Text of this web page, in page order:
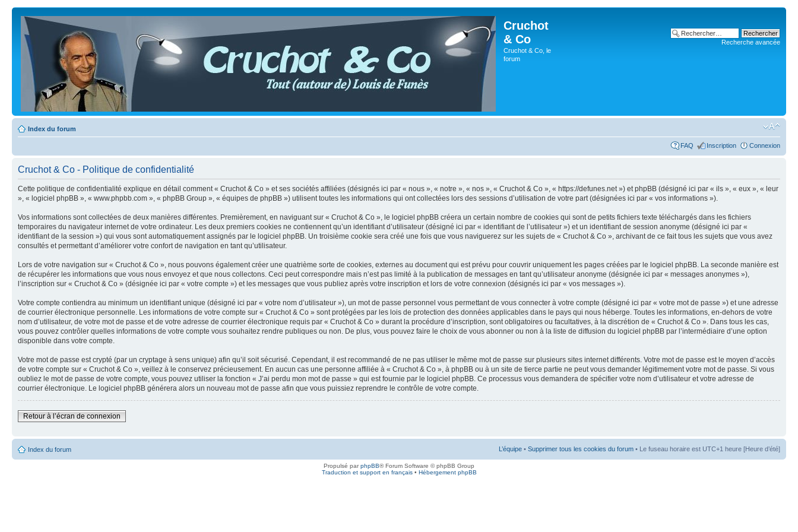
Cruchot
& Co
Cruchot & Co, le
forum
Recherche avancée
Index du forum
FAQ Inscription Connexion
Cruchot & Co - Politique de confidentialité
Cette politique de confidentialité explique en détail comment « Cruchot & Co » et ses sociétés affiliées (désignés ici par « nous », « notre », « nos », « Cruchot & Co », « https://defunes.net ») et phpBB (désigné ici par « ils », « eux », « leur
», « logiciel phpBB », « www.phpbb.com », « phpBB Group », « équipes de phpBB ») utilisent toutes les informations qui ont collectées lors des sessions d’utilisation de votre part (désignées ici par « vos informations »).
Vos informations sont collectées de deux manières différentes. Premièrement, en naviguant sur « Cruchot & Co », le logiciel phpBB créera un certain nombre de cookies qui sont de petits fichiers texte téléchargés dans les fichiers
temporaires du navigateur internet de votre ordinateur. Les deux premiers cookies ne contiennent qu’un identifiant d’utilisateur (désigné ici par « identifiant de l’utilisateur ») et un identifiant de session anonyme (désigné ici par «
identifiant de la session ») qui vous sont automatiquement assignés par le logiciel phpBB. Un troisième cookie sera créé une fois que vous naviguerez sur les sujets de « Cruchot & Co », archivant de ce fait tous les sujets que vous avez
consultés et permettant d’améliorer votre confort de navigation en tant qu’utilisateur.
Lors de votre navigation sur « Cruchot & Co », nous pouvons également créer une quatrième sorte de cookies, externes au document qui est prévu pour couvrir uniquement les pages créées par le logiciel phpBB. La seconde manière est
de récupérer les informations que vous nous envoyez et que nous collectons. Ceci peut correspondre mais n’est pas limité à la publication de messages en tant qu’utilisateur anonyme (désignée ici par « messages anonymes »),
l’inscription sur « Cruchot & Co » (désignée ici par « votre compte ») et les messages que vous publiez après votre inscription et lors de votre connexion (désignés ici par « vos messages »).
Votre compte contiendra au minimum un identifiant unique (désigné ici par « votre nom d’utilisateur »), un mot de passe personnel vous permettant de vous connecter à votre compte (désigné ici par « votre mot de passe ») et une adresse
de courrier électronique personnelle. Les informations de votre compte sur « Cruchot & Co » sont protégées par les lois de protection des données applicables dans le pays qui nous héberge. Toutes les informations, en-dehors de votre
nom d’utilisateur, de votre mot de passe et de votre adresse de courrier électronique requis par « Cruchot & Co » durant la procédure d’inscription, sont obligatoires ou facultatives, à la discrétion de « Cruchot & Co ». Dans tous les cas,
vous pouvez contrôler quelles informations de votre compte vous souhaitez rendre publiques ou non. De plus, vous pouvez faire le choix de vous abonner ou non à la liste de diffusion du logiciel phpBB par l’intermédiaire d’une option
disponible dans votre compte.
Votre mot de passe est crypté (par un cryptage à sens unique) afin qu’il soit sécurisé. Cependant, il est recommandé de ne pas utiliser le même mot de passe sur plusieurs sites internet différents. Votre mot de passe est le moyen d’accès
de votre compte sur « Cruchot & Co », veillez à le conservez précieusement. En aucun cas une personne affiliée à « Cruchot & Co », à phpBB ou à un site de tierce partie ne peut vous demander légitimement votre mot de passe. Si vous
oubliez le mot de passe de votre compte, vous pouvez utiliser la fonction « J’ai perdu mon mot de passe » qui est fournie par le logiciel phpBB. Ce processus vous demandera de spécifier votre nom d’utilisateur et votre adresse de
courrier électronique. Le logiciel phpBB générera alors un nouveau mot de passe afin que vous puissiez reprendre le contrôle de votre compte.
Retour à l’écran de connexion
Index du forum L’équipe • Supprimer tous les cookies du forum • Le fuseau horaire est UTC+1 heure [Heure d’été]
Propulsé parphpBB® Forum Software © phpBB Group
Traduction et support en français• Hébergement phpBB